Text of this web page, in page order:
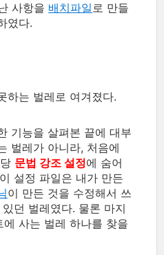
사항을 배치파일로 만들
였다.
하는 벌레로 여겨졌다.
기능을 살펴본 끝에 대부
벌레가 아니라, 처음에
문법 강조 설정에 숨어
설정 파일은 내가 만든
이 만든 것을 수정해서 쓰
던 벌레였다. 물론 마지
사는 벌레 하나를 찾을